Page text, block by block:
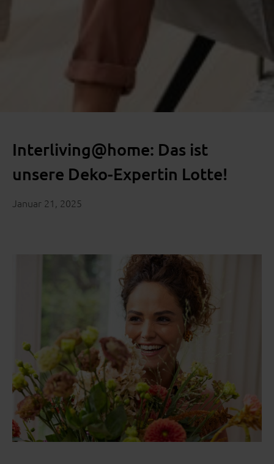
Interliving@home: Das ist
unsere Deko-Expertin Lotte!
Januar 21, 2025